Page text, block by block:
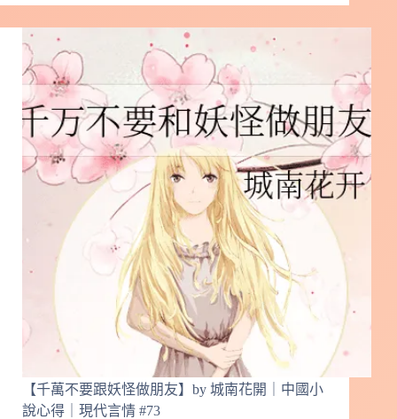
被
我
承
包
了】
by
鍾
星
星
(朝
飲
梅)
｜
中
國
小
說
心
得
｜
現
代
【千萬不要跟妖怪做朋友】by 城南花開｜中國小
說心得｜現代言情 #73